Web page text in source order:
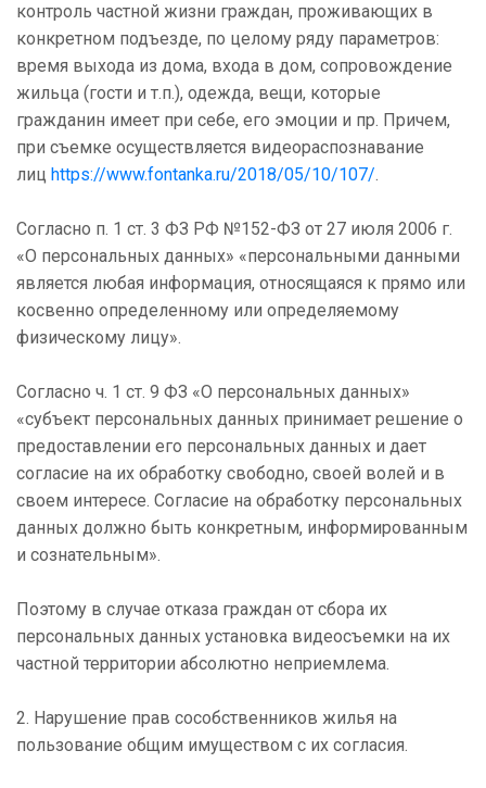
контроль частной жизни граждан, проживающих в
конкретном подъезде, по целому ряду параметров:
время выхода из дома, входа в дом, сопровождение
жильца (гости и т.п.), одежда, вещи, которые
гражданин имеет при себе, его эмоции и пр. Причем,
при съемке осуществляется видеораспознавание
лиц https://www.fontanka.ru/2018/05/10/107/.
Согласно п. 1 ст. 3 ФЗ РФ №152-ФЗ от 27 июля 2006 г.
«О персональных данных» «персональными данными
является любая информация, относящаяся к прямо или
косвенно определенному или определяемому
физическому лицу».
Согласно ч. 1 ст. 9 ФЗ «О персональных данных»
«субъект персональных данных принимает решение о
предоставлении его персональных данных и дает
согласие на их обработку свободно, своей волей и в
своем интересе. Согласие на обработку персональных
данных должно быть конкретным, информированным
и сознательным».
Поэтому в случае отказа граждан от сбора их
персональных данных установка видеосъемки на их
частной территории абсолютно неприемлема.
2. Нарушение прав сособственников жилья на
пользование общим имуществом с их согласия.